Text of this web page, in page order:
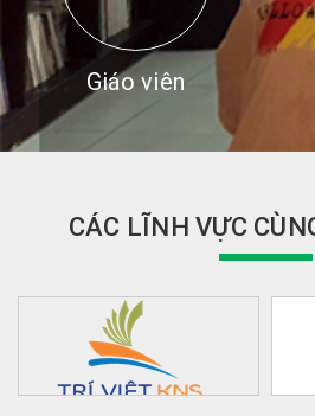
Giáo viên
CÁC LĨNH VỰC